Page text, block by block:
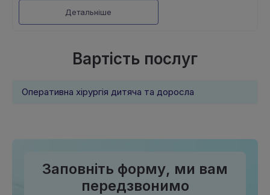
Детальніше
Вартість послуг
Оперативна хірургія дитяча та доросла
Заповніть форму, ми вам
передзвонимо